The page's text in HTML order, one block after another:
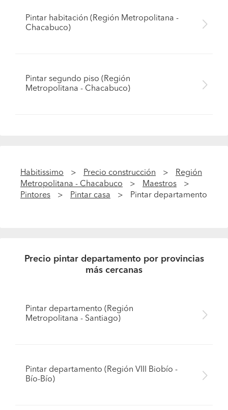
Pintar habitación (Región Metropolitana -
Chacabuco)
Pintar segundo piso (Región
Metropolitana - Chacabuco)
Habitissimo Precio construcción
Región
Metropolitana - Chacabuco
Maestros
Pintores
Pintar casa Pintar departamento
Precio pintar departamento por provincias
más cercanas
Pintar departamento (Región
Metropolitana - Santiago)
Pintar departamento (Región VIII Biobío -
Bío-Bío)